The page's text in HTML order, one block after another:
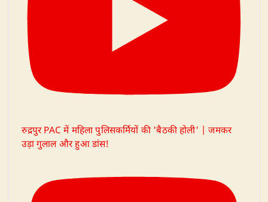
रुद्रपुर PAC में महिला पुलिसकर्मियों की 'बैठकी होली' | जमकर
उड़ा गुलाल और हुआ डांस!